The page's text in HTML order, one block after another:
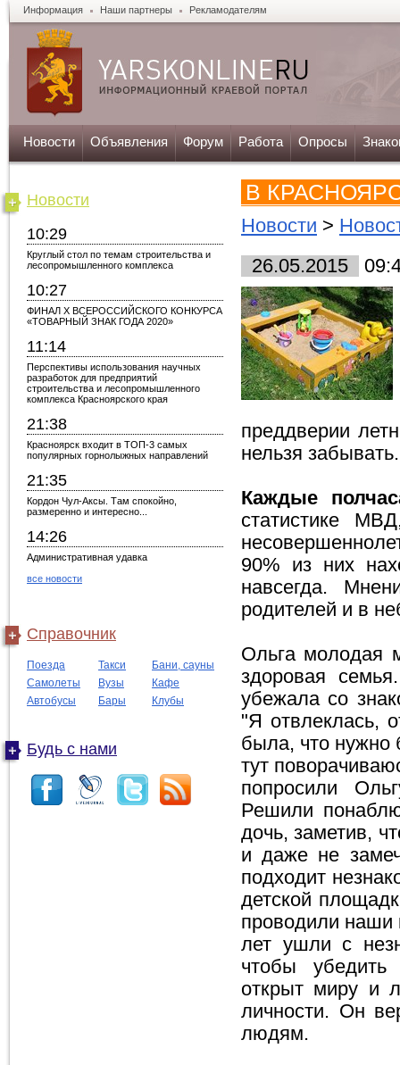
Информация Наши партнеры Рекламодателям
Новости Объявления Форум Работа Опросы
Новости
10:29
Круглый стол по темам строительства и
лесопромышленного комплекса
10:27
ФИНАЛ X ВСЕРОССИЙСКОГО КОНКУРСА
«ТОВАРНЫЙ ЗНАК ГОДА 2020»
11:14
Перспективы использования научных
разработок для предприятий
строительства и лесопромышленного
комплекса Красноярского края
21:38
Красноярск входит в ТОП-3 самых
популярных горнолыжных направлений
21:35
Кордон Чул-Аксы. Там спокойно,
размеренно и интересно...
14:26
Административная удавка
все новости
Справочник
Поезда Такси
Бани, сауны
Самолеты
Вузы
Кафе
Автобусы
Бары Клубы
Будь с нами
В
Новости >
26.05.2015
преддверии
нельзя забывать.
Каждые
статистике
90% из них
навсегда.
родителей и в
Ольга молодая
здоровая
убежала со
"Я отвлеклась,
была, что нужно
тут
попросили
Решили
дочь, заметив,
и даже не
подходит
детской
проводили наши
лет ушли с
чтобы убедить
открыт миру и
личности. Он
людям.